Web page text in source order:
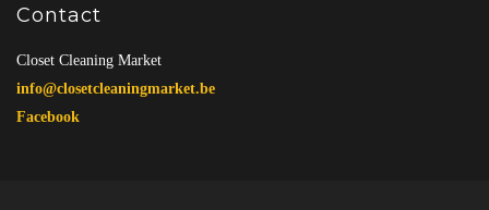
Contact
Closet Cleaning Market
info@closetcleaningmarket.be
Facebook